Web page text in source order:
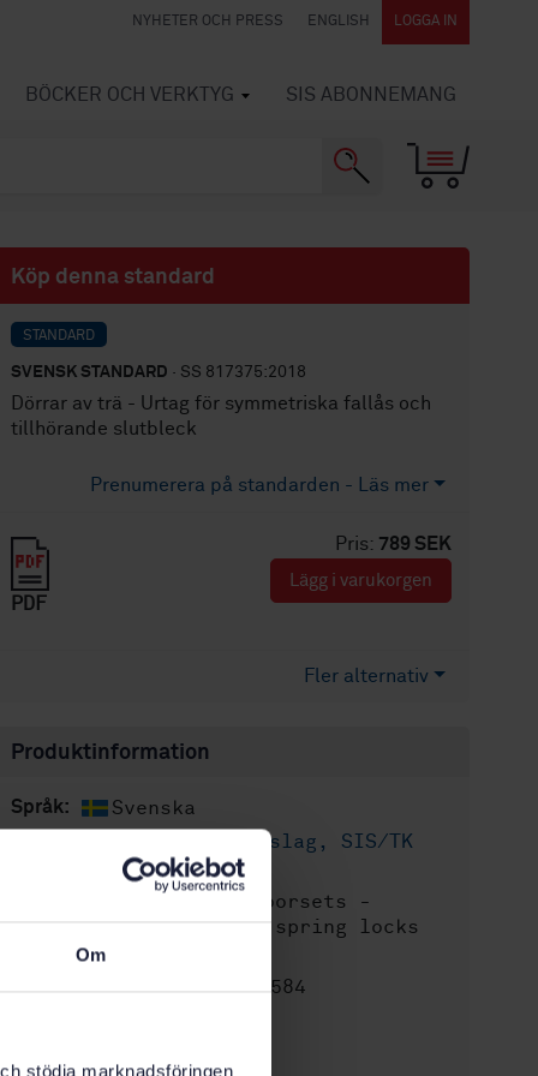
Om
stödja marknadsföringen
NYHETER OCH PRESS ENGLISH LOGGA IN
BÖCKER OCH VERKTYG SIS ABONNEMANG
Köp denna standard
STANDARD
SVENSK STANDARD · SS 817375:2018
Dörrar av trä - Urtag för symmetriska fallås och
tillhörande slutbleck
Prenumerera på standarden - Läs mer
Pris: 789 SEK
PDF
Lägg i varukorgen
Fler alternativ
Produktinformation
Språk: Svenska
Lås och beslag, SIS/TK
Wood doorsets -
Mortices for one-bolt spring locks
and striking plates
Artikelnummer:STD-80001584